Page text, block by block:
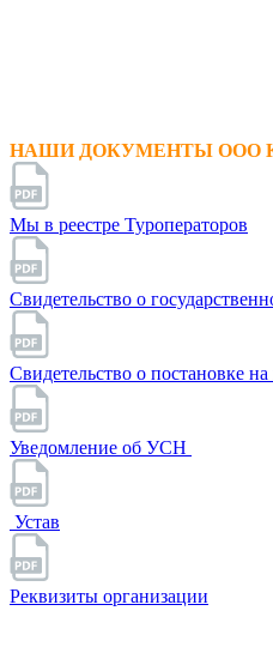
НАШИ ДОКУМЕНТЫ ООО
Мы в реестре Туроператоров
Свидетельство о
Свидетельство о постановке
Уведомление об УСН
Устав
Реквизиты организации